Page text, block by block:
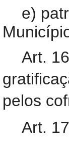
e)
Art.
pelos
Art.